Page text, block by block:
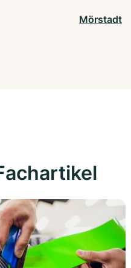
Mörstadt